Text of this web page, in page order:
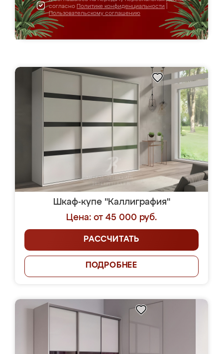
согласно Политике конфиденциальности
Пользовательскому соглашению
Шкаф-купе "Каллиграфия"
Цена: от 45 000 руб.
РАССЧИТАТЬ
ПОДРОБНЕЕ